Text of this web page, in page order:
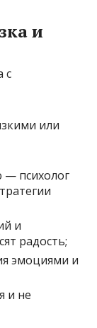
и
с
или
психолог
и
радость;
эмоциями и
и не